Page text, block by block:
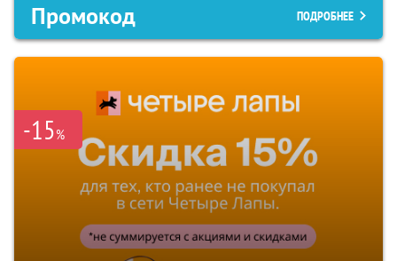
Промокод ПОДРОБНЕЕ
-15%